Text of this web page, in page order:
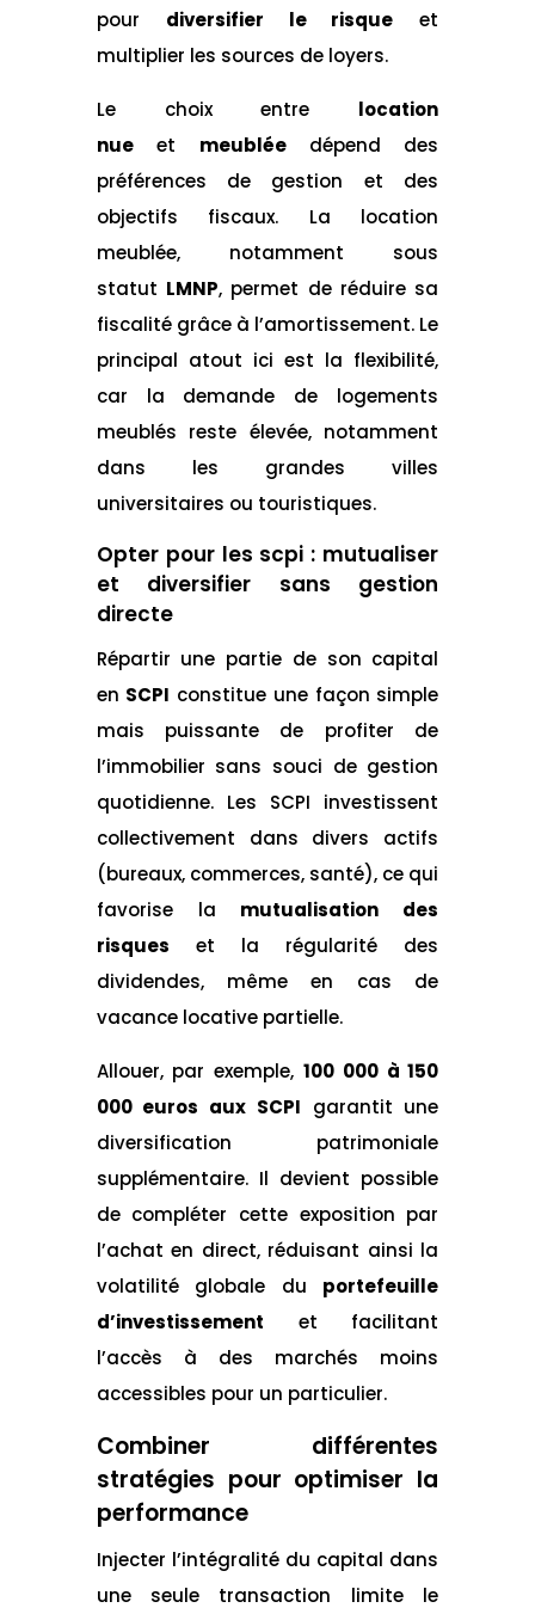
pour diversifier le risque
et
multiplier les sources de loyers.
Le choix entre
location
nue
et meublée
dépend des
préférences de gestion et des
objectifs fiscaux. La location
meublée, notamment sous
statut LMNP, permet de réduire sa
fiscalité grâce à l’amortissement. Le
principal atout ici est la flexibilité,
car la demande de logements
meublés reste élevée, notamment
dans les grandes villes
universitaires ou touristiques.
Opter pour les scpi : mutualiser
et diversifier sans gestion
directe
Répartir une partie de son capital
en SCPI constitue une façon simple
mais puissante de profiter de
l’immobilier sans souci de gestion
quotidienne. Les SCPI investissent
collectivement dans divers actifs
(bureaux, commerces, santé), ce qui
favorise la
mutualisation des
risques
et la régularité des
dividendes, même en cas de
vacance locative partielle.
Allouer, par exemple, 100 000 à 150
000 euros aux SCPI garantit une
diversification patrimoniale
supplémentaire. Il devient possible
de compléter cette exposition par
l’achat en direct, réduisant ainsi la
volatilité globale du
portefeuille
d’investissement
et facilitant
l’accès à des marchés moins
accessibles pour un particulier.
Combiner différentes
stratégies pour optimiser la
performance
Injecter l’intégralité du capital dans
une seule transaction limite le